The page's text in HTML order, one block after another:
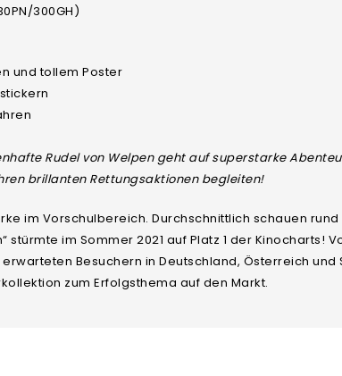
300GH)
und tollem Poster
Rudel von Welpen geht auf superstarke
brillanten Rettungsaktionen begleiten!
im Vorschulbereich. Durchschnittlich schauen
stürmte im Sommer 2021 auf Platz 1 der Kinocharts!
Besuchern in Deutschland, Österreich
zum Erfolgsthema auf den Markt.